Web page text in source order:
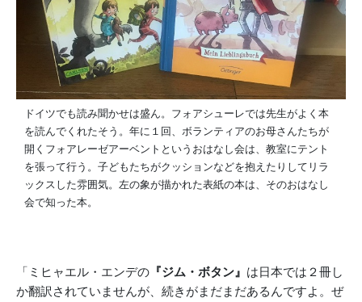
ドイツでも読み聞かせは盛ん。フォアシューレでは先生がよく本
を読んでくれたそう。年に１回、ボランティアのお母さんたちが
開くフォアレーゼアーベントというおはなし会は、教室にテント
を張って行う。子どもたちがクッションなどを抱えたりしてリラ
ックスした雰囲気。左の象が描かれた表紙の本は、そのおはなし
会で知った本。
「ミヒャエル・エンデの 『ジム・ボタン』 は日本では２冊し
か翻訳されていませんが、続きがまだまだあるんですよ。ぜ